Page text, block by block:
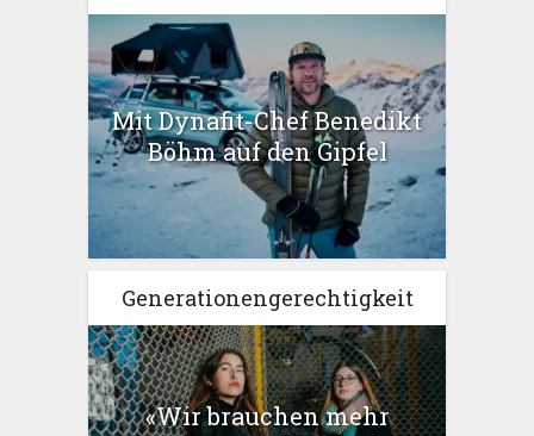
Mit Dynafit-Chef Benedikt
Böhm auf den Gipfel
Generationengerechtigkeit
«Wir brauchen mehr